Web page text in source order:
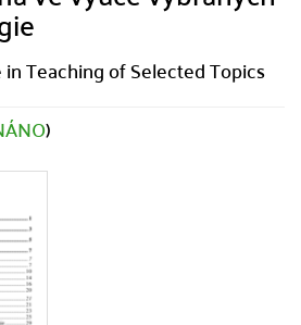
Teaching of Selected Topics
)